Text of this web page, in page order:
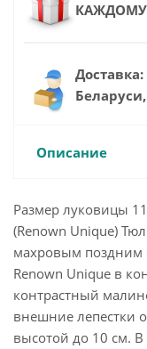
КАЖДОМУ
Описание
Размер луковицы
(Renown Unique)
махровым поздним
Renown Unique в
контрастный
внешние лепестки
высотой до 10 см. В